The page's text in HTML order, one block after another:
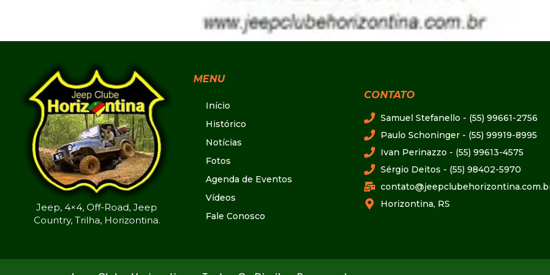
Jeep, 4×4, Off-Road, Jeep
Country, Trilha, Horizontina.
MENU
Início
Histórico
Notícias
Fotos
Agenda de Eventos
Vídeos
Fale Conosco
CONTATO
Samuel Stefanello - (55) 99661-2756
Paulo Schoninger - (55) 99919-8995
Ivan Perinazzo - (55) 99613-4575
Sérgio Deitos - (55) 98402-5970
Horizontina, RS